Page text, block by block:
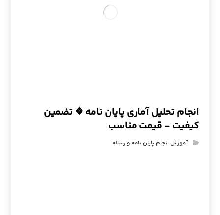
انجام تحلیل آماری پایان نامه ❖ تضمین
کیفیت – قیمت مناسب
آموزش انجام پایان نامه و رساله